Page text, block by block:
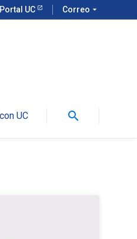
UC Correo arrow_drop_down
UC search